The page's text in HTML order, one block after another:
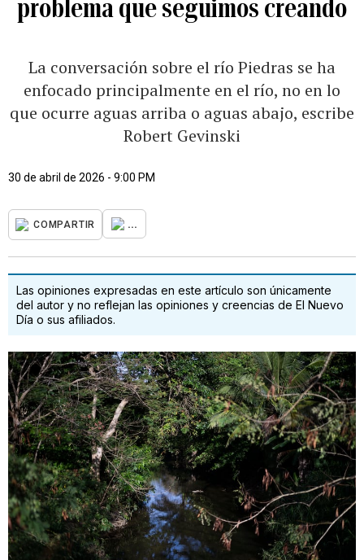
problema que seguimos creando
La conversación sobre el río Piedras se ha
enfocado principalmente en el río, no en lo
que ocurre aguas arriba o aguas abajo, escribe
Robert Gevinski
30 de abril de 2026 - 9:00 PM
COMPARTIR ...
Las opiniones expresadas en este artículo son únicamente
del autor y no reflejan las opiniones y creencias de El Nuevo
Día o sus afiliados.